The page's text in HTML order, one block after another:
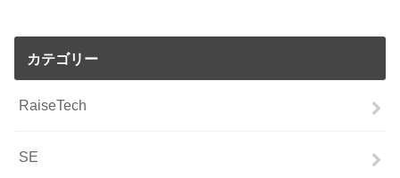
カテゴリー
RaiseTech
SE